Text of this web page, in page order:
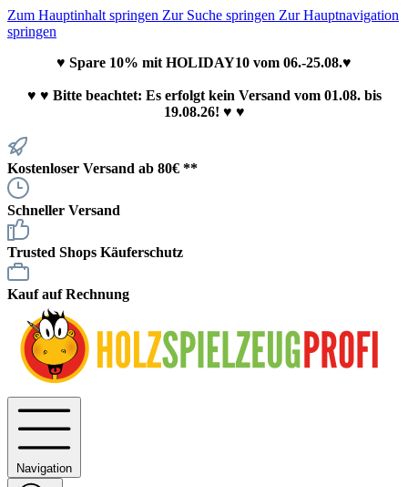
Zum Hauptinhalt springen Zur Suche springen Zur Hauptnavigation
springen
♥ Spare 10% mit HOLIDAY10 vom 06.-25.08.♥
♥ ♥ Bitte beachtet: Es erfolgt kein Versand vom 01.08. bis
19.08.26! ♥ ♥
Kostenloser Versand ab 80€ **
Schneller Versand
Trusted Shops Käuferschutz
Kauf auf Rechnung
Navigation